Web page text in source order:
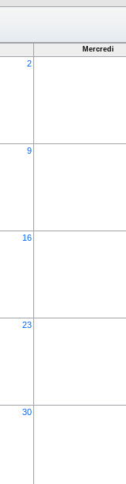
Mercredi
2
9
16
23
30